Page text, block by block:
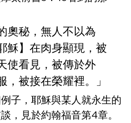
奧秘，無人不以為
穌】在肉身顯現，被
使看見，被傳於外
，被接在榮耀裡。」
子，耶穌與某人就永生的
，見於約翰福音第4章。